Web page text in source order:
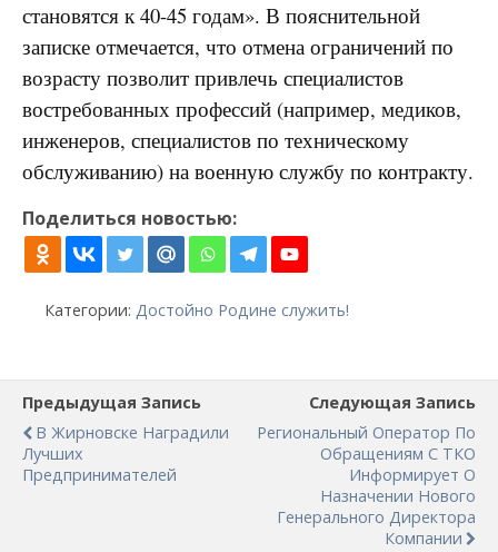
становятся к 40-45 годам». В пояснительной
записке отмечается, что отмена ограничений по
возрасту позволит привлечь специалистов
востребованных профессий (например, медиков,
инженеров, специалистов по техническому
обслуживанию) на военную службу по контракту.
Поделиться новостью:
Категории: Достойно Родине служить!
Предыдущая Запись
В Жирновске Наградили
Лучших
Предпринимателей
Следующая Запись
Региональный Оператор По
Обращениям С ТКО
Информирует О
Назначении Нового
Генерального Директора
Компании